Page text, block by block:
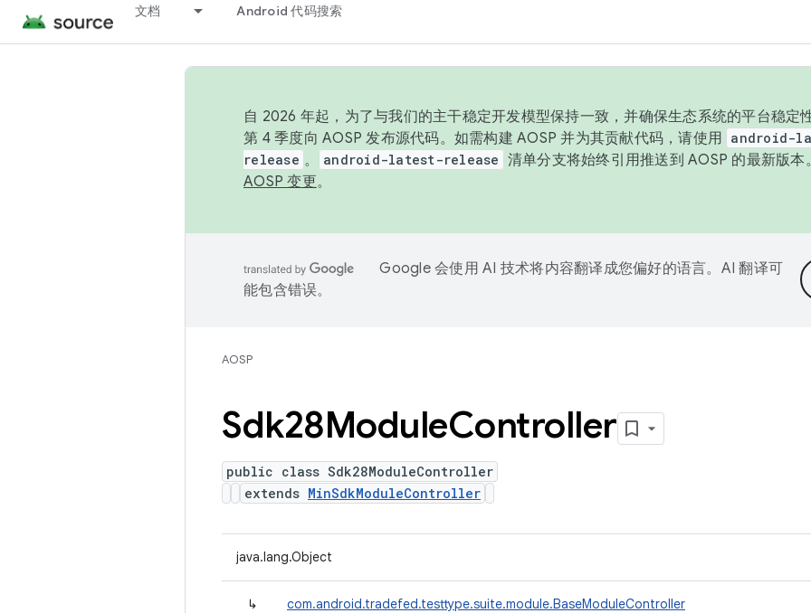
文档 Android 代码搜索
自 2026 年起，为了与我们的主干稳定开发模型保持一致，并确保生态系统的平台稳定
第 4 季度向 AOSP 发布源代码。如需构建 AOSP 并为其贡献代码，请使用 android-
release 。 android-latest-release 清单分支将始终引用推送到 AOSP 的最新版
AOSP 变更。
Google 会使用 AI 技术将内容翻译成您偏好的语言。AI 翻译可
能包含错误。
AOSP
Sdk28ModuleController
public class Sdk28ModuleController
extends MinSdkModuleController
java.lang.Object
↳ com.android.tradefed.testtype.suite.module.BaseModuleController